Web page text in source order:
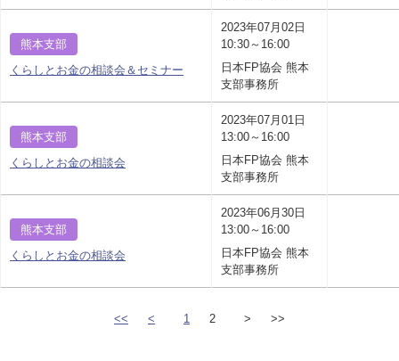
熊本支部
くらしとお金の相談会＆セミナー
2023年07月02日
10:30～16:00
日本FP協会 熊本
支部事務所
熊本支部
くらしとお金の相談会
2023年07月01日
13:00～16:00
日本FP協会 熊本
支部事務所
熊本支部
くらしとお金の相談会
2023年06月30日
13:00～16:00
日本FP協会 熊本
支部事務所
<< < 1 2 > >>